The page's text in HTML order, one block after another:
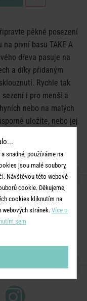
pěkné posezení
pivní basu TAKE A
dřeva pasuje na
a díky přidaným
Rychle tak
i pro menší a
nebo na malých
uložíte, nebo jej
pokud jste pozvaní
party.
2,5 cm
snadné, používáme na
jsou malé soubory,
Návštěvou této webové
cookie. Děkujeme,
cookies kliknutím na
stránek. Více o
sem